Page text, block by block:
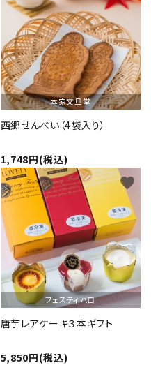
本家文旦堂
西郷せんべい（4袋入り）
1,748円(税込)
フェスティバロ
唐芋レアケーキ３本ギフト
5,850円(税込)
favorite